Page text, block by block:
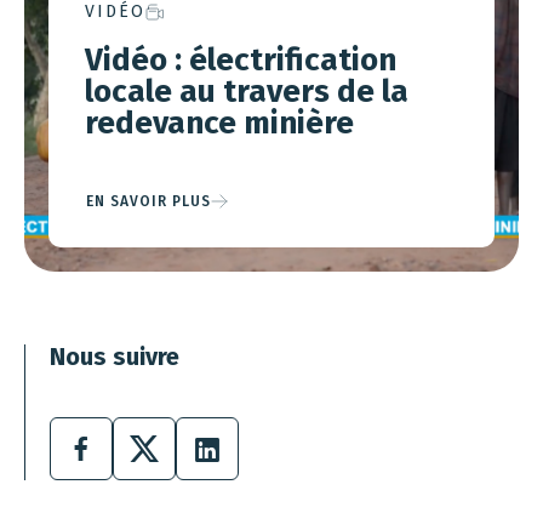
VIDÉO
Vidéo : électrification
locale au travers de la
redevance minière
EN SAVOIR PLUS
Nous suivre
Facebook
X LinkedIn